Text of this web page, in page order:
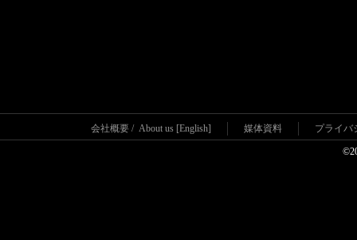
会社概要 / About us [English] 媒体資料 プライバ